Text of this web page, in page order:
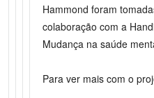
Hammond foram
colaboração com a
Mudança na saúde
Para ver mais com o